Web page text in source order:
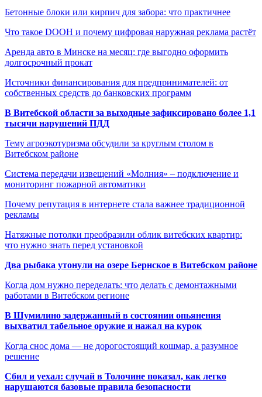
Бетонные блоки или кирпич для забора: что практичнее
Что такое DOOH и почему цифровая наружная реклама растёт
Аренда авто в Минске на месяц: где выгодно оформить
долгосрочный прокат
Источники финансирования для предпринимателей: от
собственных средств до банковских программ
В Витебской области за выходные зафиксировано более 1,1
тысячи нарушений ПДД
Тему агроэкотуризма обсудили за круглым столом в
Витебском районе
Система передачи извещений «Молния» – подключение и
мониторинг пожарной автоматики
Почему репутация в интернете стала важнее традиционной
рекламы
Натяжные потолки преобразили облик витебских квартир:
что нужно знать перед установкой
Два рыбака утонули на озере Бернское в Витебском районе
Когда дом нужно переделать: что делать с демонтажными
работами в Витебском регионе
В Шумилино задержанный в состоянии опьянения
выхватил табельное оружие и нажал на курок
Когда снос дома — не дорогостоящий кошмар, а разумное
решение
Сбил и уехал: случай в Толочине показал, как легко
нарушаются базовые правила безопасности